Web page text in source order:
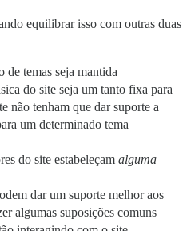
equilibrar isso com outras duas
de temas seja mantida
do site seja um tanto fixa para
não tenham que dar suporte a
um determinado tema
do site estabeleçam alguma
dar um suporte melhor aos
algumas suposições comuns